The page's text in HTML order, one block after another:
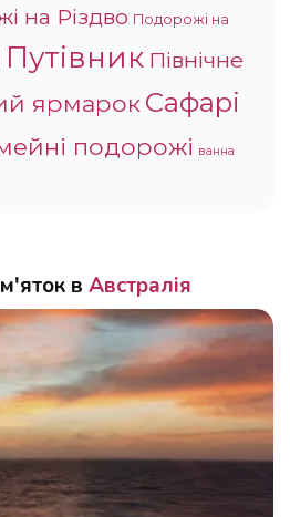
на Різдво Подорожі на
Путівник Північне
ярмарокСафарі
подорожі ванна
в Австралія